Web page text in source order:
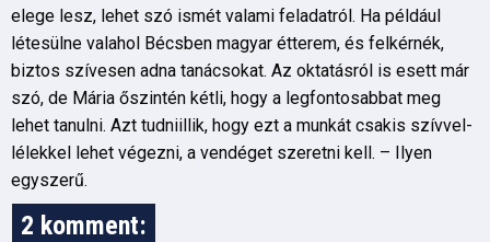
elege lesz, lehet szó ismét valami feladatról. Ha például
létesülne valahol Bécsben magyar étterem, és felkérnék,
biztos szívesen adna tanácsokat. Az oktatásról is esett már
szó, de Mária őszintén kétli, hogy a legfontosabbat meg
lehet tanulni. Azt tudniillik, hogy ezt a munkát csakis szívvel-
lélekkel lehet végezni, a vendéget szeretni kell. – Ilyen
egyszerű.
2 komment: